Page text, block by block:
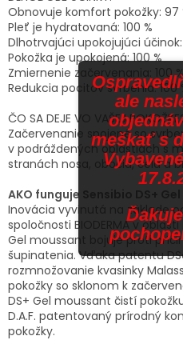
Obnovuje komfort pokožky: 97
Pleť je hydratovaná: 100 %
Dlhotrvajúci upokojujúci účinok:
Pokožka je upokojená: 100 %
Zmiernenie začervenania: 100
Redukcia pocitov svrbenia: 100
ČO SA DEJE VO VAŠEJ
Začervenanie spojené so
v podráždených oblastiach s
stranách nosa, obočia, čela a
AKO funguje Sensibio DS+ Gel
Inovácia vyvinutá na základe
spoločnosti BIODERMA v
Gel moussant bojuje proti
šupinatenia. Vďaka patentu
rozmnožovanie kvasinky
pokožky so sklonom k
DS+ Gel moussant čistí
D.A.F. patentovaný prírodný
pokožky.
ale
meškať s